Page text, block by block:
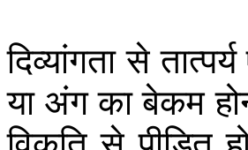
दिव्यांगता से तात्पर्य
या अंग का बेकम